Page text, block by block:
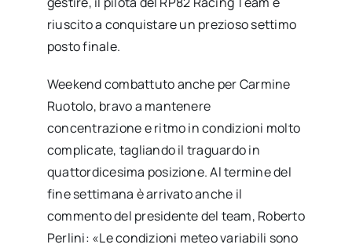
riuscito a conquistare un prezioso settimo
posto finale.
Weekend combattuto anche per Carmine
Ruotolo, bravo a mantenere
concentrazione e ritmo in condizioni molto
complicate, tagliando il traguardo in
quattordicesima posizione. Al termine del
fine settimana è arrivato anche il
commento del presidente del team, Roberto
Perlini: «Le condizioni meteo variabili sono